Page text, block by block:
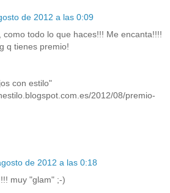
de 2012 a las 0:09
como todo lo que haces!!! Me encanta!!!!
q tienes premio!
con estilo"
2012/08/premio-
de 2012 a las 0:18
muy "glam" ;-)